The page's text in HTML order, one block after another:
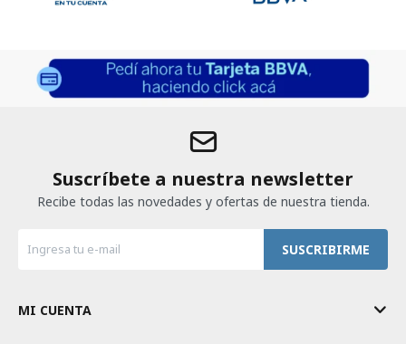
Suscríbete a nuestra newsletter
Recibe todas las novedades y ofertas de nuestra tienda.
SUSCRIBIRME
MI CUENTA